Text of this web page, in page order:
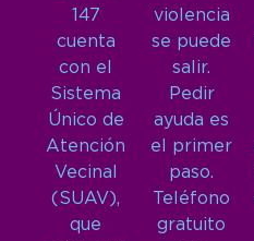
147
cuenta
con el
Sistema
Único de
Atención
Vecinal
(SUAV),
que
violencia
se puede
salir.
Pedir
ayuda es
el primer
paso.
Teléfono
gratuito